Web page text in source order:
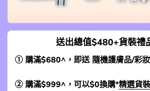
送出總值$480+貨裝禮
① 購滿$680^，即送 隨機護膚品/彩妝
② 購滿$999^，可以$0換購*精選貨